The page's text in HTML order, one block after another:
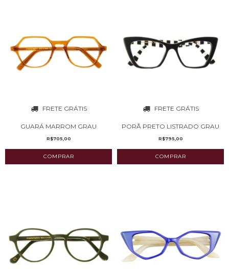
FRETE GRÁTIS
GUARÁ MARROM GRAU
R$705,00
FRETE GRÁTIS
PORÃ PRETO LISTRADO GRAU
R$795,00